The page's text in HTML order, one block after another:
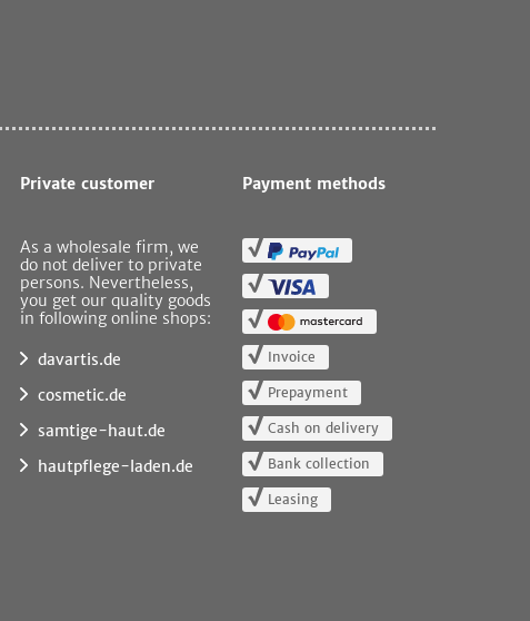
Private customer
As a wholesale firm, we
do not deliver to private
persons. Nevertheless,
you get our quality goods
in following online shops:
davartis.de
cosmetic.de
samtige-haut.de
hautpflege-laden.de
Payment methods
Invoice
Prepayment
Cash on delivery
Bank collection
Leasing